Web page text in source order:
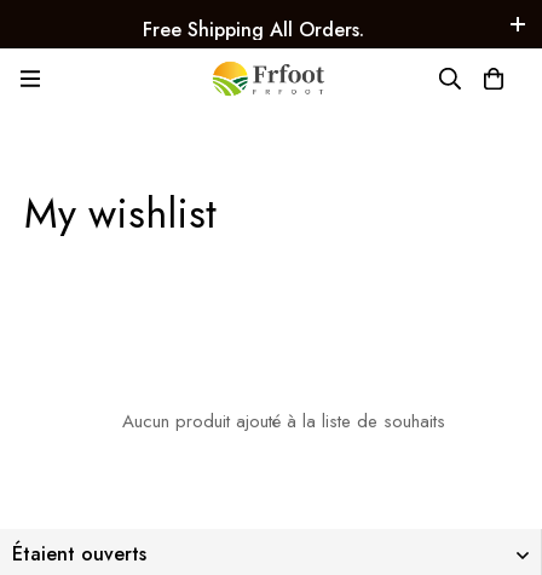
Free Shipping All Orders.
My wishlist
Aucun produit ajouté à la liste de souhaits
Étaient ouverts